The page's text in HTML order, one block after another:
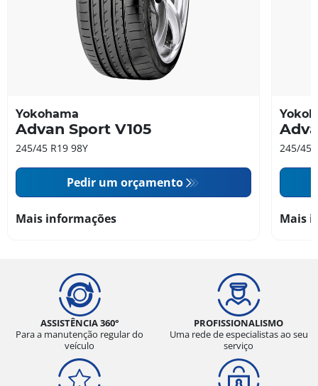
Yokohama
Advan Sport V105
245/45 R19 98Y
Pedir um orçamento
Mais informações
245/45
Mais
ASSISTÊNCIA 360°
Para a manutenção regular do
veículo
PROFISSIONALISMO
Uma rede de especialistas ao seu
serviço